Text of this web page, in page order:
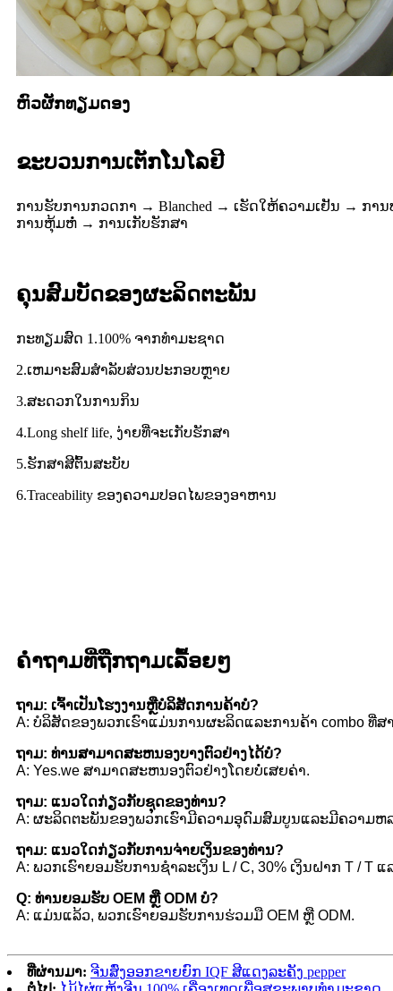
ຫົວຜັກທຽມດອງ
ຂະບວນການເຕັກໂນໂລຢີ
ການ​ຮັບ​ການ​ກວດ​ກາ → Blanched → ເຮັດ​ໃຫ້​ຄວາມ​ເຢັນ → ກາ
ການຫຸ້ມຫໍ່ → ການເກັບຮັກສາ
ຄຸນສົມບັດຂອງຜະລິດຕະພັນ
ກະທຽມສົດ 1.100% ຈາກທຳມະຊາດ
2.ເຫມາະສົມສໍາລັບສ່ວນປະກອບຫຼາຍ
3.ສະດວກໃນການກິນ
4.Long shelf life, ງ່າຍທີ່ຈະເກັບຮັກສາ
5.ຮັກສາສີຕົ້ນສະບັບ
6.Traceability ຂອງຄວາມປອດໄພຂອງອາຫານ
ຄໍາ​ຖາມ​ທີ່​ຖືກ​ຖາມ​ເລື້ອຍໆ
ຖາມ: ເຈົ້າເປັນໂຮງງານຫຼືບໍລິສັດການຄ້າບໍ?
A: ບໍລິສັດຂອງພວກເຮົາແມ່ນການຜະລິດແລະການຄ້າ combo
ຖາມ: ທ່ານສາມາດສະຫນອງບາງຕົວຢ່າງໄດ້ບໍ?
A: Yes.we ສາມາດສະຫນອງຕົວຢ່າງໂດຍບໍ່ເສຍຄ່າ.
ຖາມ: ແນວໃດກ່ຽວກັບຊຸດຂອງທ່ານ?
A: ຜະລິດຕະພັນຂອງພວກເຮົາມີຄວາມອຸດົມສົມບູນແລະມີຄວາມ
ຖາມ: ແນວໃດກ່ຽວກັບການຈ່າຍເງິນຂອງທ່ານ?
A: ພວກເຮົາຍອມຮັບການຊໍາລະເງິນ L / C, 30% ເງິນຝາກ T / T
Q: ທ່ານຍອມຮັບ OEM ຫຼື ODM ບໍ?
A: ແມ່ນແລ້ວ, ພວກເຮົາຍອມຮັບການຮ່ວມມື OEM ຫຼື ODM.
ທີ່ຜ່ານມາ: ຈີນສົ່ງອອກຂາຍຍົກ IQF ສີແດງລະຄັງ pepper